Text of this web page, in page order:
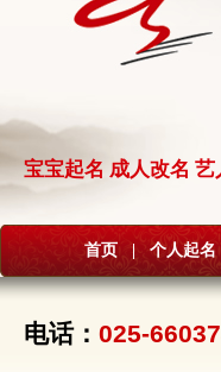
宝宝起名 成人改名
首页 | 个人起名
电话： 025-